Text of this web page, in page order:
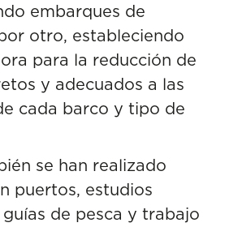
embarques de
otro, estableciendo
para la reducción de
y adecuados a las
cada barco y tipo de
se han realizado
puertos, estudios
de pesca y trabajo